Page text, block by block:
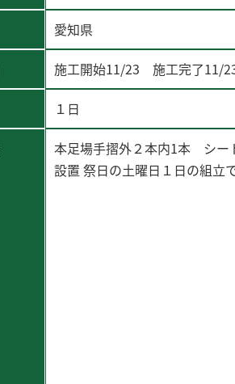
愛知県
施工開始11/23 施工完了11/
１日
本足場手摺外２本内1本 シー
設置 祭日の土曜日１日の組立